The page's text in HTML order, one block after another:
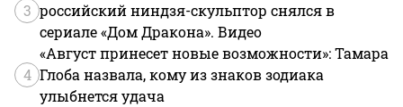
3 российский ниндзя-скульптор снялся в
сериале «Дом Дракона». Видео
4
«Август принесет новые возможности»: Тамара
Глоба назвала, кому из знаков зодиака
улыбнется удача